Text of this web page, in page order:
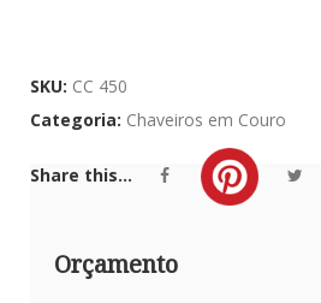
SKU: CC 450
Categoria: Chaveiros em Couro
Share this...
Orçamento